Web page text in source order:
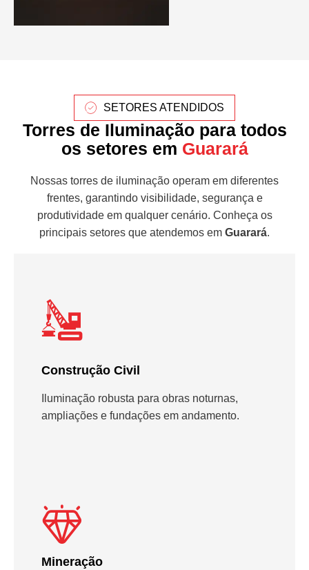
SETORES ATENDIDOS
Torres de Iluminação para todos
os setores em Guarará
Nossas torres de iluminação operam em diferentes
frentes, garantindo visibilidade, segurança e
produtividade em qualquer cenário. Conheça os
principais setores que atendemos em Guarará.
Construção Civil
Iluminação robusta para obras noturnas,
ampliações e fundações em andamento.
Mineração